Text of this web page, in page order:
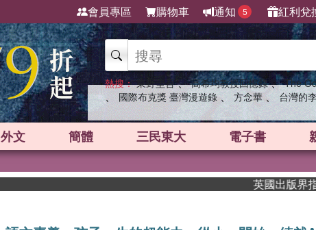
會員專區 購物車 通知 5 紅利兌
熱搜： 東野圭吾 、 高希均教授回憶錄 、 The
、 國際布克獎 臺灣漫遊錄 、 方念華 、 台灣的
外文 簡體 三民東大 電子書
英國出版界指標大獎